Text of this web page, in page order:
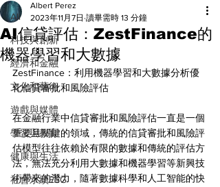
All
科技與創新
經濟和金融
文化和藝術
遊戲與媒體
學習與教育
健康與生活
社會永續ESG
AI信貸評估：ZestFinance的
機器學習和大數據
Albert Perez
2023年11月7日 讀畢需時 13 分鐘
ZestFinance：利用機器學習和大數據分析優
化信貸審批和風險評估
在金融行業中信貸審批和風險評估一直是一個
重要且關鍵的領域，傳統的信貸審批和風險評
估模型往往依賴於有限的數據和傳統的評估方
法，無法充分利用大數據和機器學習等新興技
術帶來的潛力，隨著數據科學和人工智能的快